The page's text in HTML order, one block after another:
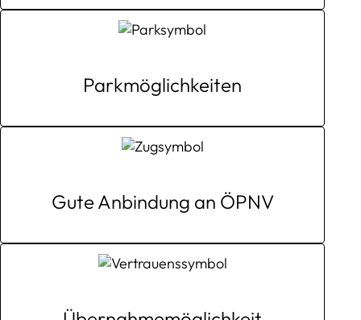
Parkmöglichkeiten
Gute Anbindung an ÖPNV